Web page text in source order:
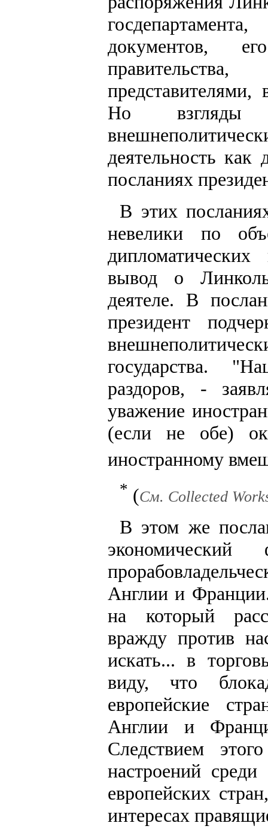
документов,
Но взгляды
деятельность
посланиях
В этих
невелики по
вывод о
деятеле. В
президент
государства.
раздоров, -
уважение
(если не обе)
иностранному
* (См. Collected
В этом же
Англии и
на который
вражду против
искать... в
виду, что
европейские
Англии и
Следствием
настроений
европейских
интересах